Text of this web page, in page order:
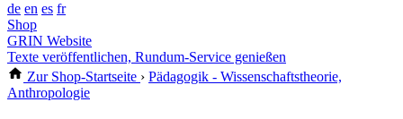
de en es fr
Shop
GRIN Website
Texte veröffentlichen, Rundum-Service genießen
Zur Shop-Startseite › Pädagogik - Wissenschaftstheorie,
Anthropologie